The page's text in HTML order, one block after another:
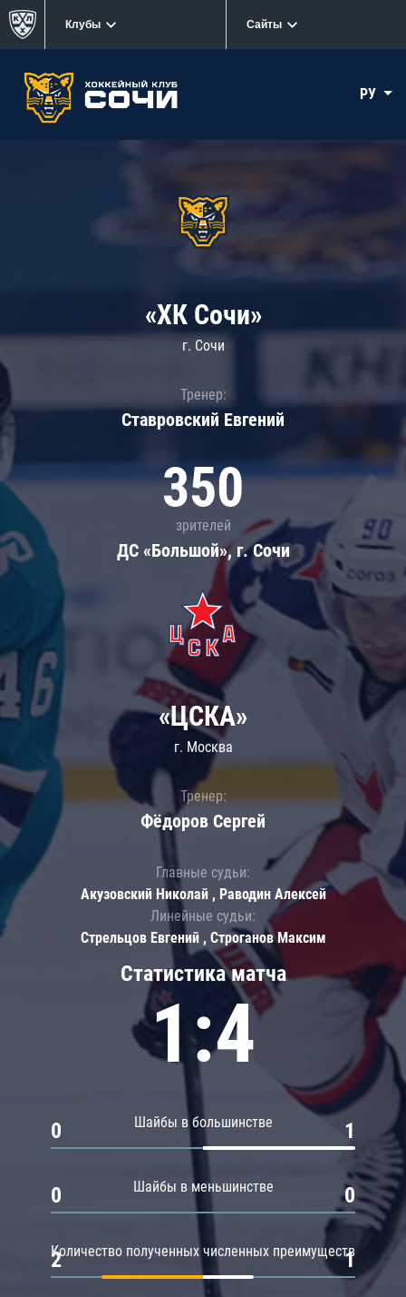
Клубы Сайты
РУ
«ХК Сочи»
г. Сочи
Тренер:
Ставровский Евгений
350
зрителей
ДС «Большой», г. Сочи
Статистика матча
1:4
Шайбы в большинстве
0 1
Шайбы в меньшинстве
0 0
Количество полученных численных преимуществ
2 1
«ЦСКА»
г. Москва
Тренер:
Фёдоров Сергей
Главные судьи:
Акузовский Николай , Раводин Алексей
Линейные судьи:
Стрельцов Евгений , Строганов Максим